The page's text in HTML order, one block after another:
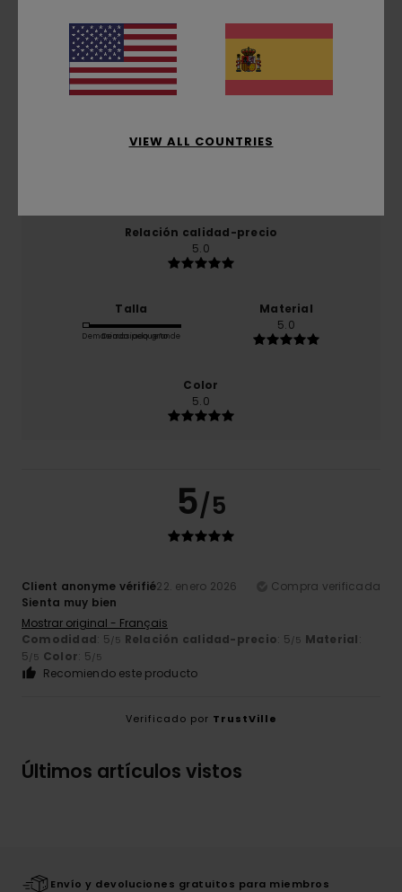
5.0/5
basado en1 reseñas verificadasdesde enero 2026
El 100% de nuestros clientes recomiendan este
Relación calidad-precio
5.0
Talla
Demasiado pequeño
Demasiado grande
Material
5.0
Color
5.0
5/5
Client anonyme vérifié22. enero 2026
Compra verificada
Sienta muy bien
Mostrar original - Français
Comodidad: 5/5 Relación calidad-precio: 5/5 Material:
5/5 Color: 5/5
Recomiendo este producto
Verificado por TrustVille
Últimos artículos vistos
Envío y devoluciones gratuitos para miembros
VIEW ALL COUNTRIES